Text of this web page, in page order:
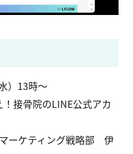
）13時〜
接骨院のLINE公式アカ
ーケティング戦略部 伊